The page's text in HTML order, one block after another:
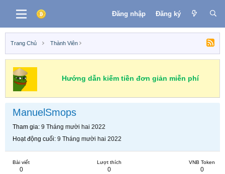
Đăng nhập Đăng ký
Trang Chủ Thành Viên
Hướng dẫn kiếm tiền đơn giản miễn phí
ManuelSmops
Tham gia 9 Tháng mười hai 2022
Hoạt động cuối 9 Tháng mười hai 2022
Bài viết
0
Lượt thích
0
VNB Token
0